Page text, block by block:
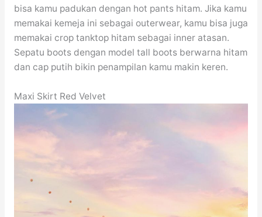
bisa kamu padukan dengan hot pants hitam. Jika kamu
memakai kemeja ini sebagai outerwear, kamu bisa juga
memakai crop tanktop hitam sebagai inner atasan.
Sepatu boots dengan model tall boots berwarna hitam
dan cap putih bikin penampilan kamu makin keren.
Maxi Skirt Red Velvet